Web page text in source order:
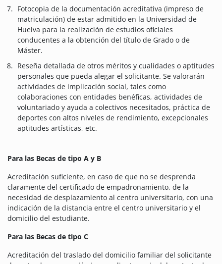
Fotocopia de la documentación acreditativa (impreso de
matriculación) de estar admitido en la Universidad de
Huelva para la realización de estudios oficiales
conducentes a la obtención del título de Grado o de
Máster.
Reseña detallada de otros méritos y cualidades o aptitudes
personales que pueda alegar el solicitante. Se valorarán
actividades de implicación social, tales como
colaboraciones con entidades benéficas, actividades de
voluntariado y ayuda a colectivos necesitados, práctica de
deportes con altos niveles de rendimiento, excepcionales
aptitudes artísticas, etc.
Para las Becas de tipo A y B
Acreditación suficiente, en caso de que no se desprenda
claramente del certificado de empadronamiento, de la
necesidad de desplazamiento al centro universitario, con una
indicación de la distancia entre el centro universitario y el
domicilio del estudiante.
Para las Becas de tipo C
Acreditación del traslado del domicilio familiar del solicitante